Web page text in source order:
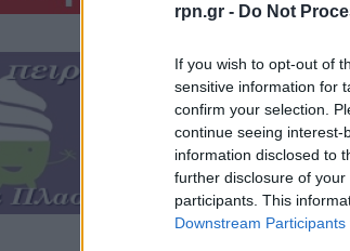
rpn.gr - Do Not
If you wish to opt-out of
sensitive information for
confirm your selection.
continue seeing
information disclosed to
further disclosure of your
participants. This
Downstream Participants